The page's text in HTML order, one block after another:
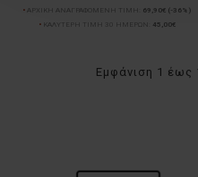
ΑΡΧΙΚΗ ΑΝΑΓΡΑΦΟΜΕΝΗ ΤΙΜΗ: 69,90€ (-36%)
ΚΑΛΥΤΕΡΗ ΤΙΜΗ 30 ΗΜΕΡΩΝ:
45,00€
Εμφάνιση 1 έως